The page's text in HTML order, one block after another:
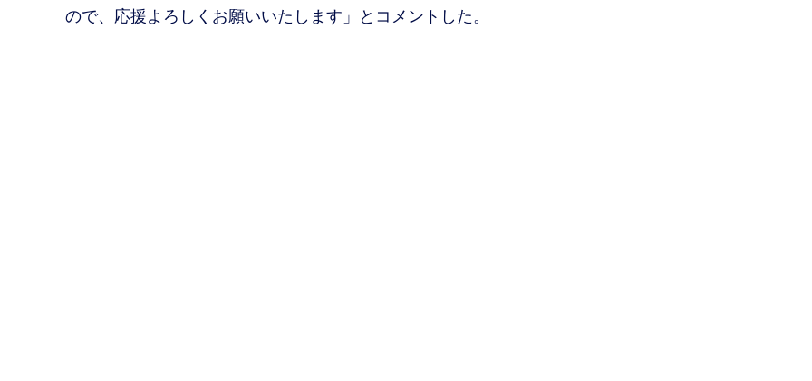
ので、応援よろしくお願いいたします」とコメントした。